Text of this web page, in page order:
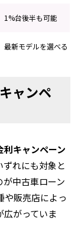
1%台後半も可能
最新モデルを選べる
ャンペ
利キャンペーン
れにも対象と
中古車ローン
や販売店によっ
がっていま